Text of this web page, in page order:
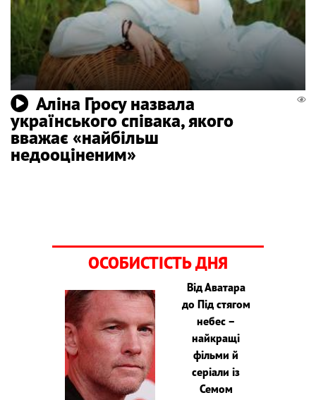
Аліна Гросу назвала
українського співака, якого
вважає «найбільш
недооціненим»
ОСОБИСТІСТЬ ДНЯ
Від Аватара
до Під стягом
небес –
найкращі
фільми й
серіали із
Семом